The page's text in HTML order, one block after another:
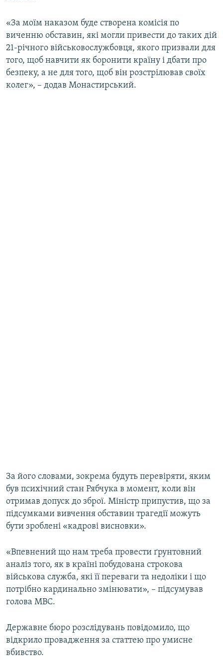
«За моїм наказом буде створена комісія по
виченню обставин, які могли привести до таких дій
21-річного військовослужбовця, якого призвали для
того, щоб навчити як боронити країну і дбати про
безпеку, а не для того, щоб він розстрілював своїх
колег», – додав Монастирський.
За його словами, зокрема будуть перевіряти, яким
був психічний стан Рябчука в момент, коли він
отримав допуск до зброї. Міністр припустив, що за
підсумками вивчення обставин трагедії можуть
бути зроблені «кадрові висновки».
«Впевнений що нам треба провести ґрунтовний
аналіз того, як в країні побудована строкова
військова служба, які її переваги та недоліки і що
потрібно кардинально змінювати», – підсумував
голова МВС.
Державне бюро розслідувань повідомило, що
відкрило провадження за статтею про умисне
вбивство.